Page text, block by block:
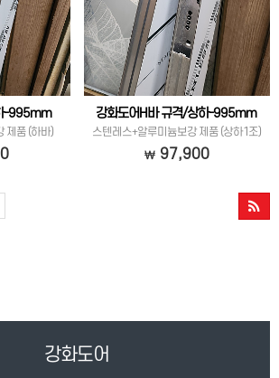
-995mm
제품 (하바)
강화도어H바 규격/상하-995mm
스텐레스+알루미늄보강 제품 (상하1조)
97,900
강화도어